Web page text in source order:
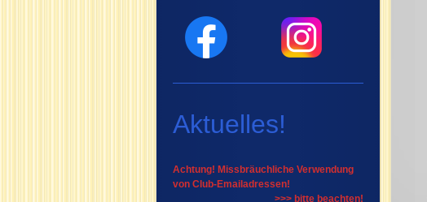
Aktuelles!
Achtung! Missbräuchliche Verwendung
von Club-Emailadressen!
>>> bitte beachten!